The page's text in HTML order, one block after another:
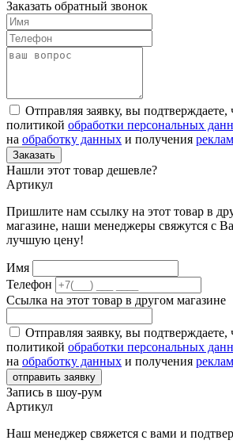
Заказать обратный звонок
Отправляя заявку, вы
политикой обработки персональных
на обработку данных и получения
Заказать
Нашли этот товар дешевле?
Артикул
Пришлите нам ссылку на этот товар в
магазине, наши менеджеры свяжутся с
лучшую цену!
Имя
Телефон
Ссылка на этот товар в другом магазине
Отправляя заявку, вы
политикой обработки персональных
на обработку данных и получения
отправить заявку
Запись в шоу-рум
Артикул
Наш менеджер свяжется с вами и